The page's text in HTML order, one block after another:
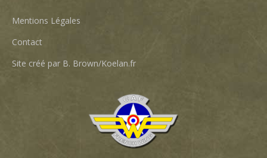
Mentions Légales
Contact
Site créé par B. Brown/Koelan.fr